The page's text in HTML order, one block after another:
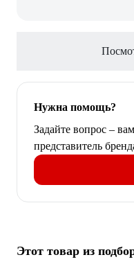
Нужна помощь?
Задайте вопрос –
представитель
Этот товар из